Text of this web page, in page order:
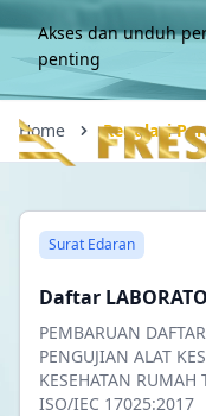
Akses dan unduh
penting
Home Regulasi
Surat Edaran
Daftar
PEMBARUAN
PENGUJIAN ALAT
KESEHATAN RUMAH
ISO/IEC 17025:2017